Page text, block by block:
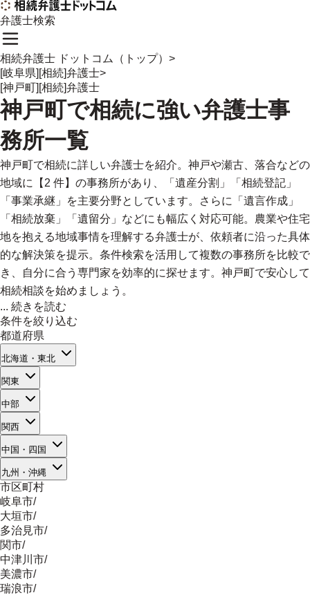
弁護士検索
相続弁護士 ドットコム（トップ） >
[岐阜県][相続]弁護士>
[神戸町][相続]弁護士
神戸町で相続に強い弁護士事
務所一覧
神戸町で相続に詳しい弁護士を紹介。神戸や瀬古、落合などの
地域に【2 件】の事務所があり、「遺産分割」「相続登記」
「事業承継」を主要分野としています。さらに「遺言作成」
「相続放棄」「遺留分」などにも幅広く対応可能。農業や住宅
地を抱える地域事情を理解する弁護士が、依頼者に沿った具体
的な解決策を提示。条件検索を活用して複数の事務所を比較で
き、自分に合う専門家を効率的に探せます。神戸町で安心して
相続相談を始めましょう。
... 続きを読む
条件を絞り込む
都道府県
北海道・東北
関東
中部
関西
中国・四国
九州・沖縄
市区町村
岐阜市/
大垣市/
多治見市/
関市/
中津川市/
美濃市/
瑞浪市/